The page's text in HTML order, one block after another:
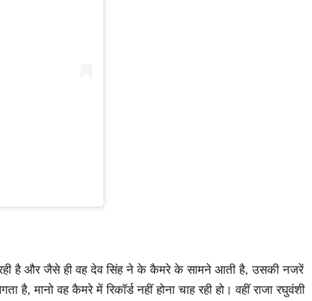
रही है और जैसे ही वह देव सिंह ने के कैमरे के सामने आती है, उसकी नजरें
मानो वह कैमरे में रिकॉर्ड नहीं होना चाह रही हो। वहीं राजा रघुवंशी